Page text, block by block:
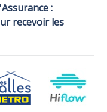
:
recevoir les